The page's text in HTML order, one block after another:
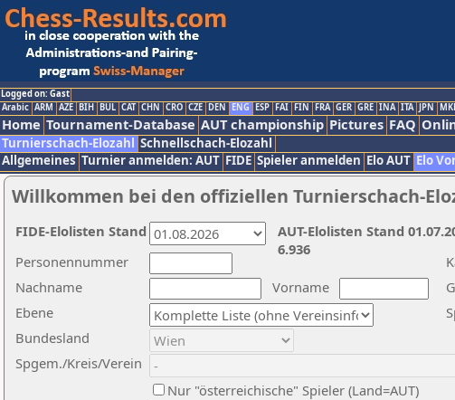
Logged on: Gast
Arabic ARM AZE BIH BUL CAT CHN CRO CZE DEN ENG ESP FAI FIN FRA GER GRE INA ITA JPN
Home Tournament-Database AUT championship Pictures FAQ
Turnierschach-Elozahl Schnellschach-Elozahl
Allgemeines Turnier anmelden: AUT FIDE Spieler anmelden Elo AUT Elo
Willkommen bei den offiziellen Turnierschach-
Nachname
Vorname
Ebene
Personennummer
Bundesland
Spgem./Kreis/Verein
Nur "österreichische" Spieler (Land=AUT)
AUT-Elolisten Stand
6.936
FIDE-Elolisten Stand